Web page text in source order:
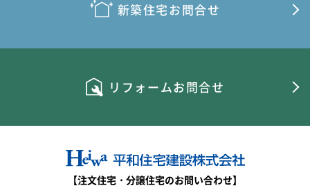
新築住宅お問合せ
リフォームお問合せ
【注文住宅・分譲住宅のお問い合わせ】